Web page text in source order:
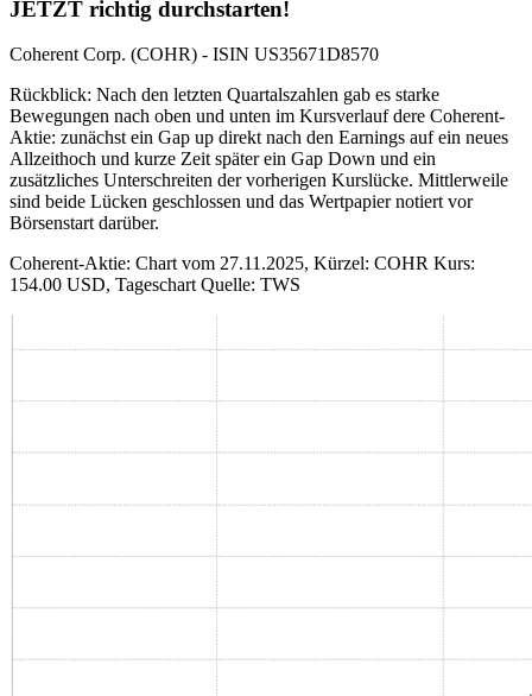
JETZT richtig durchstarten!
Coherent Corp. (COHR) - ISIN US35671D8570
Rückblick: Nach den letzten Quartalszahlen gab es starke
Bewegungen nach oben und unten im Kursverlauf dere Coherent-
Aktie: zunächst ein Gap up direkt nach den Earnings auf ein neues
Allzeithoch und kurze Zeit später ein Gap Down und ein
zusätzliches Unterschreiten der vorherigen Kurslücke. Mittlerweile
sind beide Lücken geschlossen und das Wertpapier notiert vor
Börsenstart darüber.
Coherent-Aktie: Chart vom 27.11.2025, Kürzel: COHR Kurs:
154.00 USD, Tageschart Quelle: TWS